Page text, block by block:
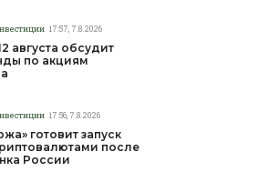
17:57, 7.8.2026
августа обсудит
по акциям
17:56, 7.8.2026
готовит запуск
после
России